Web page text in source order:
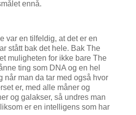
ennå.
var en tilfeldig, at det er en
stått bak det hele. Bak The
muligheten for ikke bare The
ting som DNA og en hel
når man da tar med også hvor
er, med alle måner og
og galakser, så undres man
er en intelligens som har